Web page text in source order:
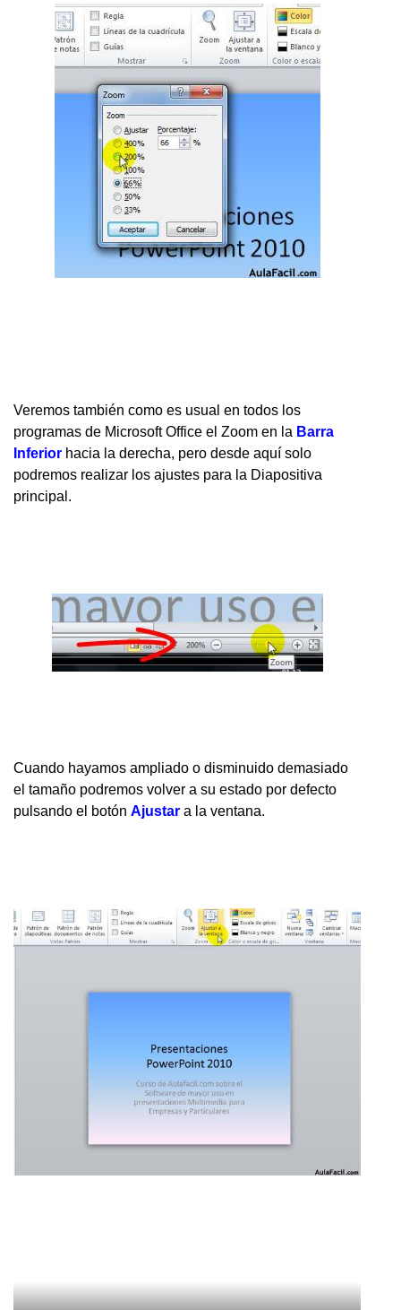
Veremos también como es usual en todos los
programas de Microsoft Office el Zoom en la Barra
Inferior hacia la derecha, pero desde aquí solo
podremos realizar los ajustes para la Diapositiva
principal.
Cuando hayamos ampliado o disminuido demasiado
el tamaño podremos volver a su estado por defecto
pulsando el botón Ajustar a la ventana.